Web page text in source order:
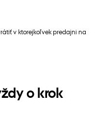
v ktorejkoľvek predajni na
o krok